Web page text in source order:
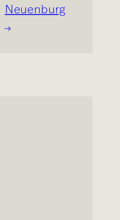
Neuenburg